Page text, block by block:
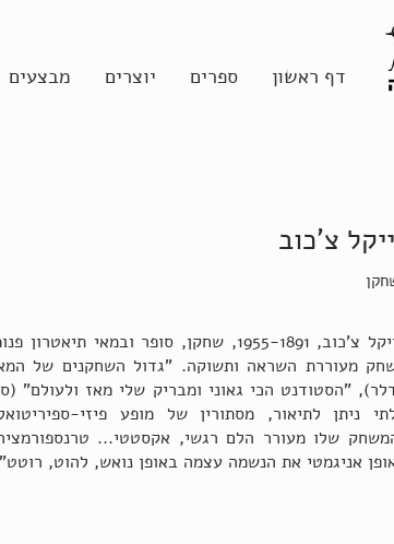
דף ראשון ספרים יוצרים מבצעים
צ'כוב
מייקל צ'כוב, 1955-1891, שחקן, סופר ובמאי
מעוררת השראה ותשוקה. "גדול השחקנים של
"הסטודנט הכי גאוני ומבריק שלי מאז ולעולם"
ניתן לתיאור, מסתורין של מופע פיזי-
שלו מעורר הלם רגשי, אקסטטי...
אניגמטי את הנשמה עצמה באופן נואש, להוט,